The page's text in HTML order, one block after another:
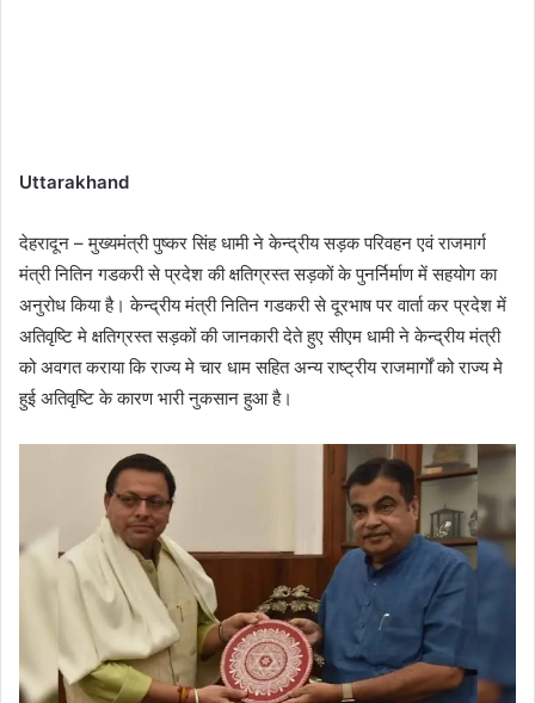
Uttarakhand
देहरादून – मुख्यमंत्री पुष्कर सिंह धामी ने केन्द्रीय सड़क परिवहन एवं राजमार्ग
मंत्री नितिन गडकरी से प्रदेश की क्षतिग्रस्त सड़कों के पुनर्निर्माण में सहयोग का
अनुरोध किया है। केन्द्रीय मंत्री नितिन गडकरी से दूरभाष पर वार्ता कर प्रदेश में
अतिवृष्टि मे क्षतिग्रस्त सड़कों की जानकारी देते हुए सीएम धामी ने केन्द्रीय मंत्री
को अवगत कराया कि राज्य मे चार धाम सहित अन्य राष्ट्रीय राजमार्गों को राज्य मे
हुई अतिवृष्टि के कारण भारी नुकसान हुआ है।